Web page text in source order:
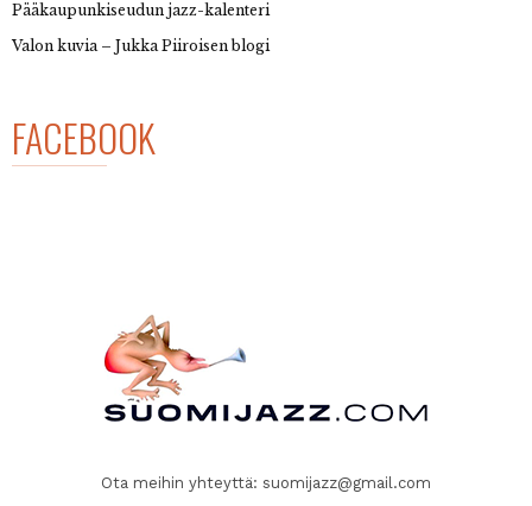
Pääkaupunkiseudun jazz-kalenteri
Valon kuvia – Jukka Piiroisen blogi
FACEBOOK
Ota meihin yhteyttä: suomijazz@gmail.com